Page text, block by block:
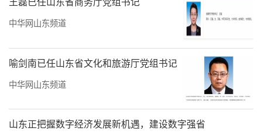
624家，群众就医环境得到有效改善；建成33家
特色专科卫生院，涵盖36个基层特色专科，让
群众在“家门口”就能享受到更具针对性的医
疗服务;完成6000名乡村医生的系统化培训，有
效提升基层医务人员综合能力
保障企业劳动者职业健康和职业安全权益
中华网山东频道
喻剑南已任山东省文化和旅游厅党组书记
中华网山东频道
山东正把握数字经济发展新机遇，建设数字强省